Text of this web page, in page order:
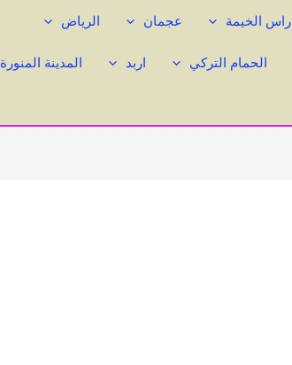
راس الخيمة عجمان الرياض
الحمام التركي اربد المدينة المنورة